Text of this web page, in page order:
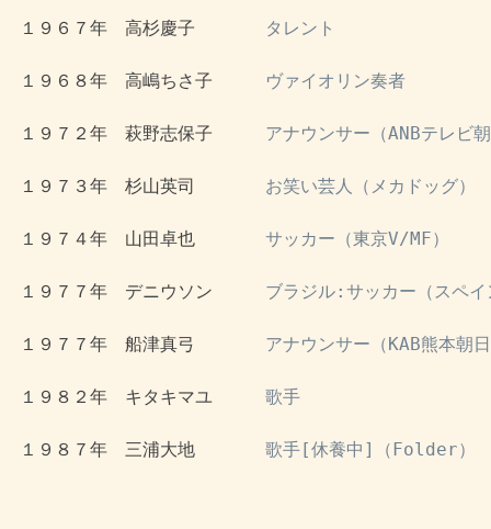
１９６７年　高杉慶子 タレント
１９６８年　高嶋ちさ子 ヴァイオリン奏者
１９７２年　萩野志保子 アナウンサー（ANBテレビ
１９７３年　杉山英司 お笑い芸人（メカドッグ）
１９７４年　山田卓也 サッカー（東京V/MF）
１９７７年　デニウソン ブラジル:サッカー（スペ
１９７７年　船津真弓 アナウンサー（KAB熊本朝
１９８２年　キタキマユ 歌手
１９８７年　三浦大地 歌手[休養中]（Folder）